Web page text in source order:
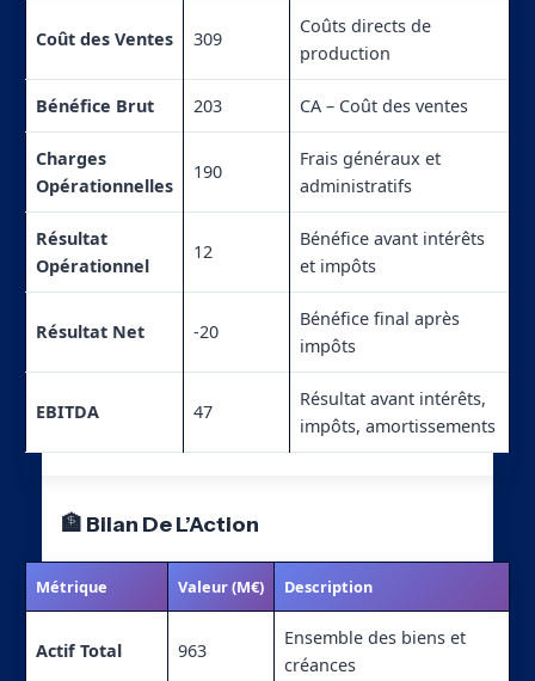
Coût des Ventes 309
Coûts directs de
production
Bénéfice Brut 203 CA – Coût des ventes
Charges
Opérationnelles
190
Frais généraux et
administratifs
Résultat
Opérationnel
12
Bénéfice avant intérêts
et impôts
Résultat Net -20
Bénéfice final après
impôts
EBITDA 47
Résultat avant intérêts,
impôts, amortissements
🏦 Bilan De L’Action
Métrique Valeur (M€) Description
Actif Total 963
Ensemble des biens et
créances